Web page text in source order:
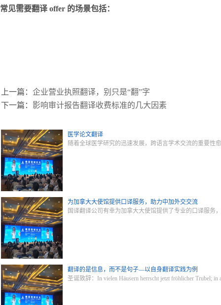
常见需要翻译 offer 的场景包括：
上一篇： 企业营业执照翻译，别只是“翻”字
下一篇： 影响审计报告翻译收费标准的几大因素
医学论文翻译
随着全球医学研究的迅速发展，跨语言学术交流的重要性
为加拿大大使馆提供口译服务，助力中加外交交流
国译翻译公司有幸为加拿大大使馆提供了专业的口译服务
翻译的是信息，而不是句子—以自身翻译实践为例
圣诞致辞：In vielen Häusern herrscht jetzt fröhlicher Trubel; in